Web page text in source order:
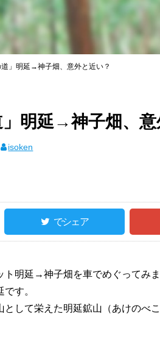
」明延→神子畑、意外と近い？
」明延→神子畑、意
isoken
でシェア
ト明延→神子畑を車でめぐってみま
す。
して栄えた明延鉱山（あけのべ